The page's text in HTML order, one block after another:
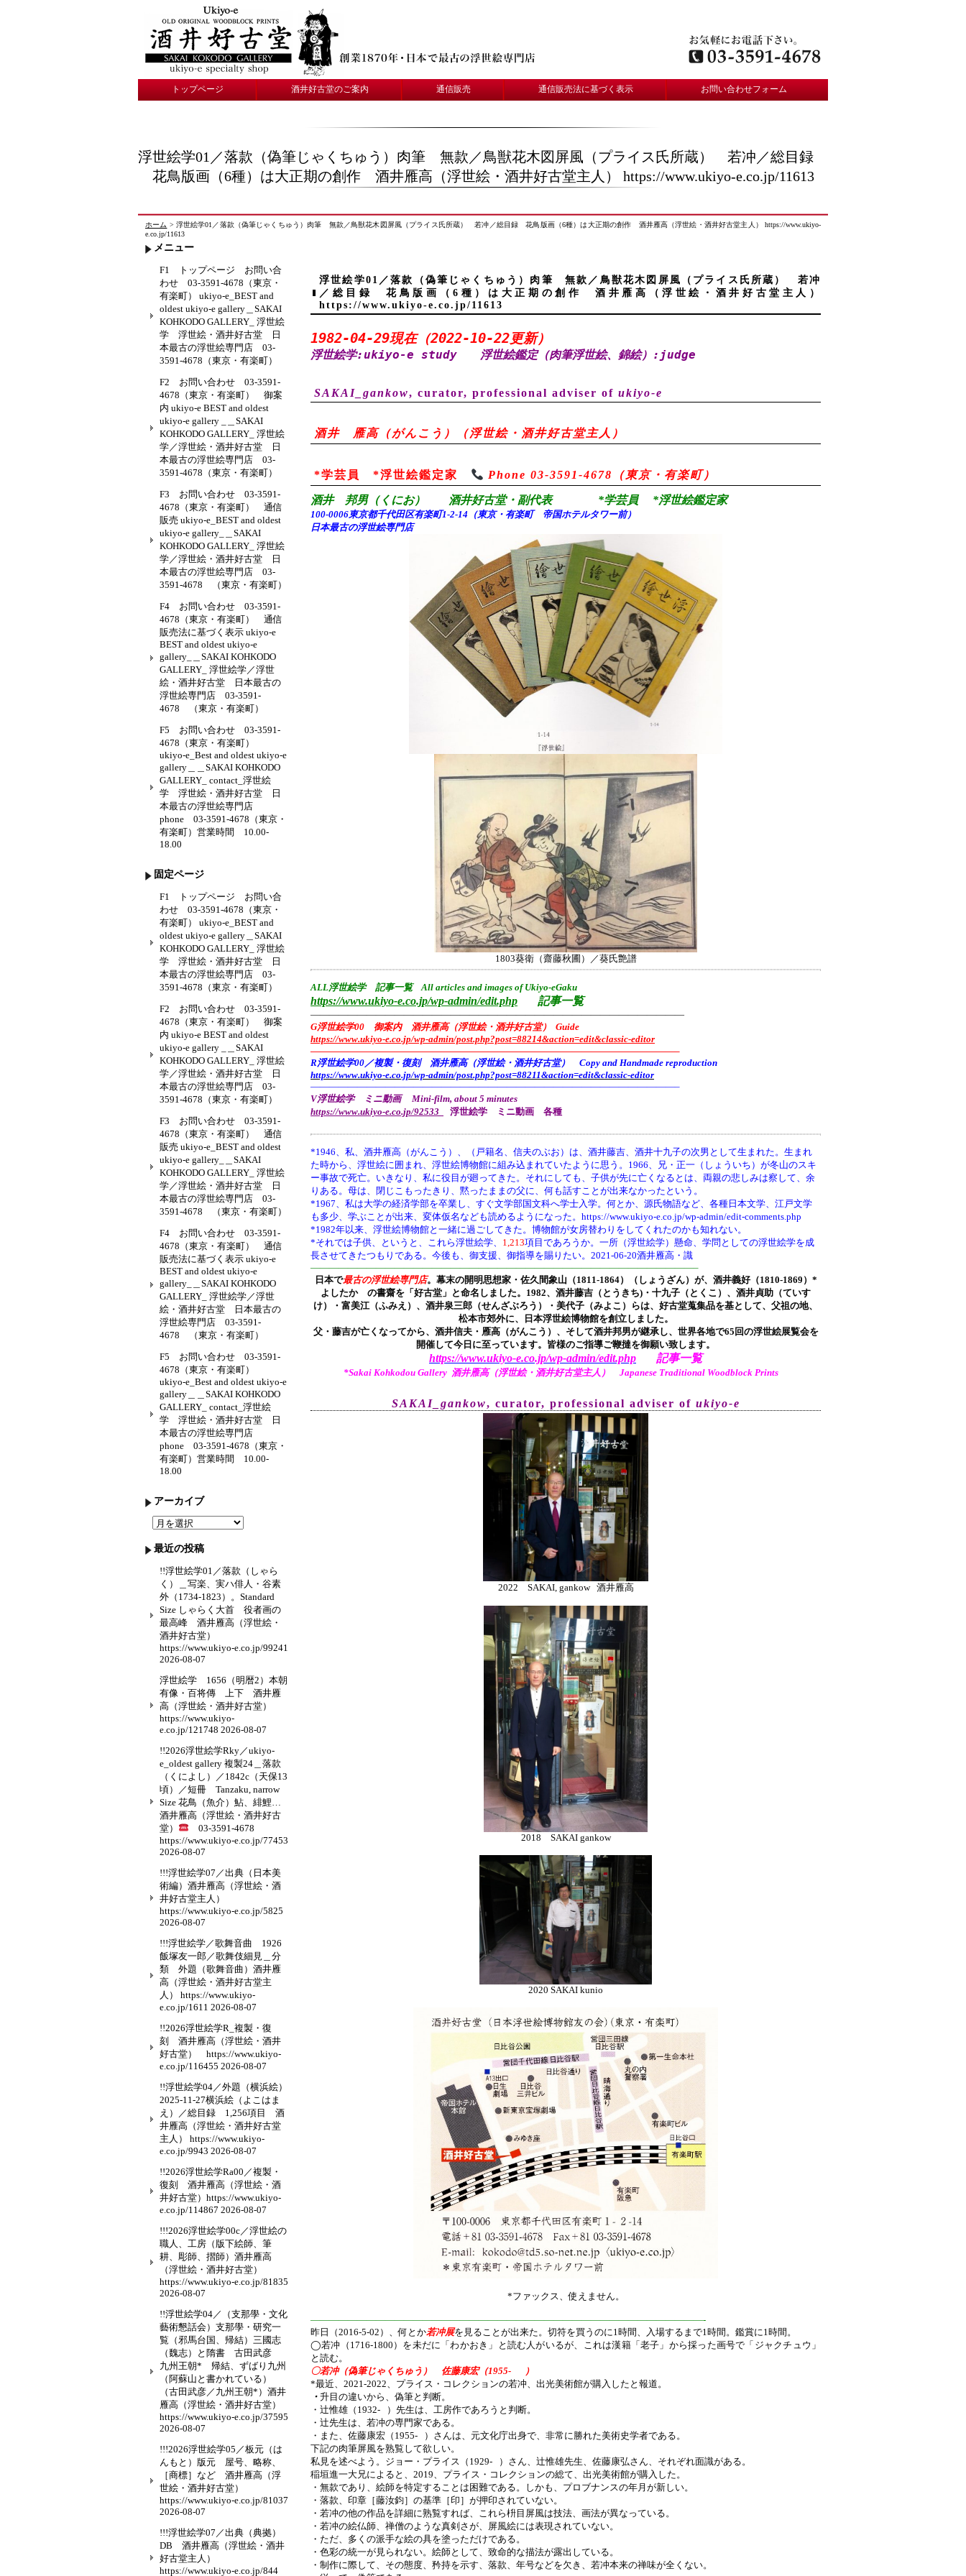
トップページ 酒井好古堂のご案内 通信販売 通信販売法に基づく表示 お問い合わせフォーム
浮世絵学01／落款（偽筆じゃくちゅう）肉筆 無款／鳥獣花木図屏風（プライス氏所蔵） 若冲／総目録
花鳥版画（6種）は大正期の創作 酒井雁高（浮世絵・酒井好古堂主人） https://www.ukiyo-e.co.jp/11613
ホーム > 浮世絵学01／落款（偽筆じゃくちゅう）肉筆 無款／鳥獣花木図屏風（プライス氏所蔵） 若冲／総目録 花鳥版画（6種）は大正期の創作 酒井雁高（浮世絵・酒井好古堂主人） https://www.ukiyo-
e.co.jp/11613
浮世絵学01／落款（偽筆じゃくちゅう）肉筆 無款／鳥獣花木図屏風（プライス氏所蔵） 若冲
／総目録 花鳥版画（6種）は大正期の創作 酒井雁高（浮世絵・酒井好古堂主人）
https://www.ukiyo-e.co.jp/11613
1982-04-29現在（2022-10-22更新）
浮世絵学:ukiyo-e study 浮世絵鑑定（肉筆浮世絵、錦絵） :judge
SAKAI_gankow, curator, professional adviser of ukiyo-e
酒井 雁高（がんこう）（浮世絵・酒井好古堂主人）
*学芸員 *浮世絵鑑定家 Phone 03-3591-4678（東京・有楽町）
酒井 邦男（くにお） 酒井好古堂・副代表 *学芸員 *浮世絵鑑定家
100-0006東京都千代田区有楽町1-2-14（東京・有楽町 帝国ホテルタワー前）
日本最古の浮世絵専門店
1803葵衛（齋藤秋圃）／葵氏艶譜
ALL浮世絵学 記事一覧 All articles and images of Ukiyo-eGaku
https://www.ukiyo-e.co.jp/wp-admin/edit.php 記事一覧
————————————————————————————————————————
G浮世絵学00 御案内 酒井雁高（浮世絵・酒井好古堂） Guide
https://www.ukiyo-e.co.jp/wp-admin/post.php?post=88214&action=edit&classic-editor
———————————————————————————————————————–
R浮世絵学00／複製・復刻 酒井雁高（浮世絵・酒井好古堂） Copy and Handmade reproduction
https://www.ukiyo-e.co.jp/wp-admin/post.php?post=88211&action=edit&classic-editor
———————————————————————————————————————–
V浮世絵学 ミニ動画 Mini-film, about 5 minutes
https://www.ukiyo-e.co.jp/92533
浮世絵学 ミニ動画 各種
*1946、 私、酒井雁高（がんこう）、（戸籍名、信夫のぶお）は、酒井藤吉、酒井十九子の次男として生まれた。生まれ
た時から、浮世絵に囲まれ、浮世絵博物館に組み込まれていたように思う。1966、兄・正一（しょういち）が冬山のスキ
ー事故で死亡。いきなり、私に役目が廻ってきた。それにしても、子供が先に亡くなるとは、両親の悲しみは察して、余
りある。母は、閉じこもったきり、黙ったままの父に、何も話すことが出来なかったという。
*1967、私は大学の経済学部を卒業し、すぐ文学部国文科へ学士入学。何とか、源氏物語など、各種日本文学、江戸文学
も多少、学ぶことが出来、変体仮名なども読めるようになった。https://www.ukiyo-e.co.jp/wp-admin/edit-comments.php
*1982年以来、浮世絵博物館と一緒に過ごしてきた。博物館が女房替わりをしてくれたのかも知れない。
*それでは子供、というと、これら浮世絵学、 1,213項目であろうか。一所（浮世絵学）懸命、学問としての浮世絵学を成
長させてきたつもりである。今後も、御支援、御指導を賜りたい。2021-06-20酒井雁高・識
—————————————————————————————————————————–
日本で最古の浮世絵専門店。幕末の開明思想家・ 佐久間象山（1811-1864）（しょうざん）が、酒井義好（1810-1869）*
よしたか の書齋を「好古堂」と命名しました。 1982、酒井藤吉（とうきち)・十九子（とくこ）、酒井貞助（ていす
け）・富美江（ふみえ）、酒井泉三郎（せんざぶろう）・美代子（みよこ）らは、好古堂蒐集品を基として、父祖の地、
松本市郊外に、日本浮世絵博物館を創立しました。
父・藤吉が亡くなってから、酒井信夫・雁高（がんこう）、そして酒井邦男が継承し、世界各地で65回の浮世絵展覧会を
開催して今日に至っています。皆様のご指導ご鞭撻を御願い致します。
https://www.ukiyo-e.co.jp/wp-admin/edit.php 記事一覧
*Sakai Kohkodou Gallery 酒井雁高（浮世絵・酒井好古堂主人） Japanese Traditional Woodblock Prints
SAKAI_gankow, curator, professional adviser of ukiyo-e
2022 SAKAI, gankow 酒井雁高
2018 SAKAI gankow
2020 SAKAI kunio
*ファックス、使えません。
——————————————————————————————————————————-
昨日（2016-5-02）、何とか若冲展を見ることが出来た。切符を買うのに1時間、入場するまで1時間。鑑賞に1時間。
◯若冲（1716-1800）を未だに「わかおき」と読む人がいるが、これは漢籍「老子」から採った画号で「ジャクチュウ」
と読む。
〇若冲（偽筆じゃくちゅう） 佐藤康宏（1955- ）
*最近、2021-2022、プライス・コレクションの若冲、出光美術館が購入したと報道。
・ 升目の違いから、偽筆と判断。
・辻惟雄（1932- ）先生は、工房作であろうと判断。
・辻先生は、若冲の専門家である。
・また、佐藤康宏（1955- ）さんは、元文化庁出身で、非常に勝れた美術史学者である。
下記の肉筆屏風を熟覧して欲しい。
私見を述べよう。ジョー・プライス（1929- ）さん、辻惟雄先生、佐藤康弘さん、それぞれ面識がある。
稲垣進一大兄によると、2019、プライス・コレクションの総て、出光美術館が購入した。
・無款であり、絵師を特定することは困難である。しかも、プロブナンスの年月が新しい。
・落款、印章［藤汝鈞］の基準［印］が押印されていない。
・若冲の他の作品を詳細に熟覧すれば、これら枡目屏風は技法、画法が異なっている。
・若冲の絵仏師、禅僧のような真剣さが、屏風絵には表現されていない。
・ただ、多くの派手な絵の具を塗っただけである。
・色彩の統一が見られない。絵師として、致命的な描法が露出している。
・制作に際して、その態度、矜持を示す、落款、年号などを欠き、若冲本来の禅味が全くない。
メニュー
F1 トップページ お問い合
わせ 03-3591-4678（東京・
有楽町） ukiyo-e_BEST and
oldest ukiyo-e gallery＿SAKAI
KOHKODO GALLERY_ 浮世絵
学 浮世絵・酒井好古堂 日
本最古の浮世絵専門店 03-
3591-4678（東京・有楽町）
F2 お問い合わせ 03-3591-
4678（東京・有楽町） 御案
内 ukiyo-e BEST and oldest
ukiyo-e gallery _＿SAKAI
KOHKODO GALLERY_ 浮世絵
学／浮世絵・酒井好古堂 日
本最古の浮世絵専門店 03-
3591-4678（東京・有楽町）
F3 お問い合わせ 03-3591-
4678（東京・有楽町） 通信
販売 ukiyo-e_BEST and oldest
ukiyo-e gallery_＿SAKAI
KOHKODO GALLERY_ 浮世絵
学／浮世絵・酒井好古堂 日
本最古の浮世絵専門店 03-
3591-4678 （東京・有楽町）
F4 お問い合わせ 03-3591-
4678（東京・有楽町） 通信
販売法に基づく表示 ukiyo-e
BEST and oldest ukiyo-e
gallery_＿SAKAI KOHKODO
GALLERY_ 浮世絵学／浮世
絵・酒井好古堂 日本最古の
浮世絵専門店 03-3591-
4678 （東京・有楽町）
F5 お問い合わせ 03-3591-
4678（東京・有楽町）
ukiyo-e_Best and oldest ukiyo-e
gallery＿＿SAKAI KOHKODO
GALLERY_ contact_浮世絵
学 浮世絵・酒井好古堂 日
本最古の浮世絵専門店
phone 03-3591-4678（東京・
有楽町）営業時間 10.00-
18.00
固定ページ
F1 トップページ お問い合
わせ 03-3591-4678（東京・
有楽町） ukiyo-e_BEST and
oldest ukiyo-e gallery＿SAKAI
KOHKODO GALLERY_ 浮世絵
学 浮世絵・酒井好古堂 日
本最古の浮世絵専門店 03-
3591-4678（東京・有楽町）
F2 お問い合わせ 03-3591-
4678（東京・有楽町） 御案
内 ukiyo-e BEST and oldest
ukiyo-e gallery _＿SAKAI
KOHKODO GALLERY_ 浮世絵
学／浮世絵・酒井好古堂 日
本最古の浮世絵専門店 03-
3591-4678（東京・有楽町）
F3 お問い合わせ 03-3591-
4678（東京・有楽町） 通信
販売 ukiyo-e_BEST and oldest
ukiyo-e gallery_＿SAKAI
KOHKODO GALLERY_ 浮世絵
学／浮世絵・酒井好古堂 日
本最古の浮世絵専門店 03-
3591-4678 （東京・有楽町）
F4 お問い合わせ 03-3591-
4678（東京・有楽町） 通信
販売法に基づく表示 ukiyo-e
BEST and oldest ukiyo-e
gallery_＿SAKAI KOHKODO
GALLERY_ 浮世絵学／浮世
絵・酒井好古堂 日本最古の
浮世絵専門店 03-3591-
4678 （東京・有楽町）
F5 お問い合わせ 03-3591-
4678（東京・有楽町）
ukiyo-e_Best and oldest ukiyo-e
gallery＿＿SAKAI KOHKODO
GALLERY_ contact_浮世絵
学 浮世絵・酒井好古堂 日
本最古の浮世絵専門店
phone 03-3591-4678（東京・
有楽町）営業時間 10.00-
18.00
アーカイブ
ア
ー
カ
イ
最近の投稿
!!浮世絵学01／落款（しゃら
く）＿写楽、実ハ俳人・谷素
外（1734-1823）。Standard
Size しゃらく大首 役者画の
最高峰 酒井雁高（浮世絵・
酒井好古堂）
https://www.ukiyo-e.co.jp/99241
2026-08-07
浮世絵学 1656（明暦2）本朝
有像・百将傳 上下 酒井雁
高（浮世絵・酒井好古堂）
https://www.ukiyo-
e.co.jp/121748 2026-08-07
!!2026浮世絵学Rky／ukiyo-
e_oldest gallery 複製24＿落款
（くによし）／1842c（天保13
頃）／短冊 Tanzaku, narrow
Size 花鳥（魚介）鮎、緋鯉…
酒井雁高（浮世絵・酒井好古
堂）
03-3591-4678
https://www.ukiyo-e.co.jp/77453
2026-08-07
!!!浮世絵学07／出典（日本美
術編）酒井雁高（浮世絵・酒
井好古堂主人）
https://www.ukiyo-e.co.jp/5825
2026-08-07
!!!浮世絵学／歌舞音曲 1926
飯塚友一郎／歌舞伎細見＿分
類 外題（歌舞音曲）酒井雁
高（浮世絵・酒井好古堂主
人） https://www.ukiyo-
e.co.jp/1611 2026-08-07
!!2026浮世絵学R_複製・復
刻 酒井雁高（浮世絵・酒井
好古堂） https://www.ukiyo-
e.co.jp/116455 2026-08-07
!!浮世絵学04／外題（横浜絵）
2025-11-27横浜絵（よこはま
え）／総目録 1,256項目 酒
井雁高（浮世絵・酒井好古堂
主人） https://www.ukiyo-
e.co.jp/9943 2026-08-07
!!2026浮世絵学Ra00／複製・
復刻 酒井雁高（浮世絵・酒
井好古堂）https://www.ukiyo-
e.co.jp/114867 2026-08-07
!!!2026浮世絵学00c／浮世絵の
職人、工房（版下絵師、筆
耕、彫師、摺師）酒井雁高
（浮世絵・酒井好古堂）
https://www.ukiyo-e.co.jp/81835
2026-08-07
!!浮世絵学04／（支那學・文化
藝術懇話会）支那學・研究一
覧（邪馬台国、帰結）三國志
（魏志）と隋書 古田武彦
九州王朝* 帰結、ずばり九州
（阿蘇山と書かれている）
（古田武彦／九州王朝*）酒井
雁高（浮世絵・酒井好古堂）
https://www.ukiyo-e.co.jp/37595
2026-08-07
!!!2026浮世絵学05／板元（は
んもと）版元 屋号、略称、
［商標］など 酒井雁高（浮
世絵・酒井好古堂）
https://www.ukiyo-e.co.jp/81037
2026-08-07
!!!浮世絵学07／出典（典拠）
DB 酒井雁高（浮世絵・酒井
好古堂主人）
https://www.ukiyo-e.co.jp/844